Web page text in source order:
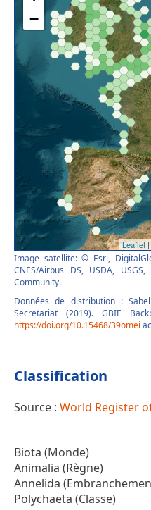
Image satellite: © Esri,
CNES/Airbus DS, USDA,
Community.
Données de distribution :
Secretariat (2019). GBIF
https://doi.org/10.15468/39omei
Classification
Source : World Register
Biota (Monde)
Animalia (Règne)
Annelida
Polychaeta (Classe)